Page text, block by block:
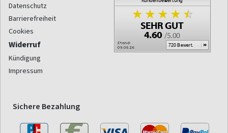
Datenschutz
Barrierefreiheit
Cookies
Widerruf
Kündigung
Impressum
Sichere Bezahlung